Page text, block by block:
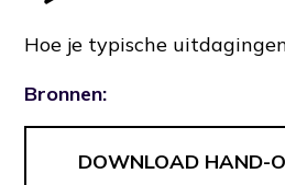
Hoe je typische
Bronnen:
DOWNLOAD HAND-